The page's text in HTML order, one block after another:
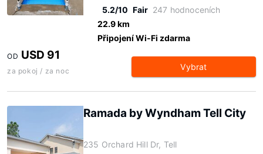
5.2/10 Fair 247 hodnoceních
22.9 km
Připojení Wi-Fi zdarma
OD USD 91
za pokoj / za noc Vybrat
Ramada by Wyndham Tell City
235 Orchard Hill Dr, Tell